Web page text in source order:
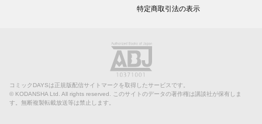
特定商取引法の表示
コミックDAYSは正規版配信サイトマークを取得したサービスです。
© KODANSHA Ltd. All rights reserved. このサイトのデータの著作権は講談社が保有しま
す。無断複製転載放送等は禁止します。